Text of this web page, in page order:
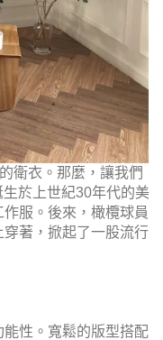
衛衣。那麼，讓我們
於上世紀30年代的美
服。後來，橄欖球員
著，掀起了一股流行
性。寬鬆的版型搭配